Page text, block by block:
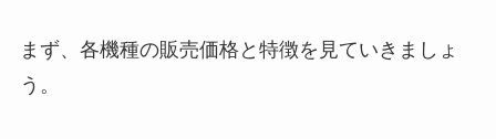
まず、各機種の販売価格と特徴を見ていきましょ
う。